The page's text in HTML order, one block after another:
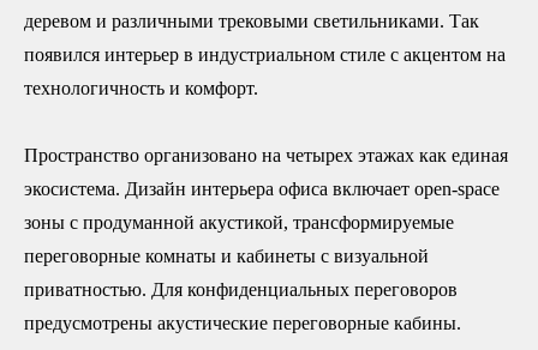
деревом и различными трековыми светильниками. Так
появился интерьер в индустриальном стиле с акцентом на
технологичность и комфорт.
Пространство организовано на четырех этажах как единая
экосистема. Дизайн интерьера офиса включает open-space
зоны с продуманной акустикой, трансформируемые
переговорные комнаты и кабинеты с визуальной
приватностью. Для конфиденциальных переговоров
предусмотрены акустические переговорные кабины.